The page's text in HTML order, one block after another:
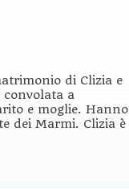
di Clizia e
convolata a
e moglie. Hanno
dei Marmi. Clizia è